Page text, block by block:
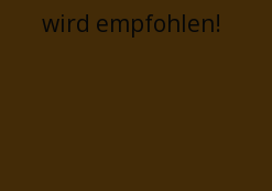
wird empfohlen!